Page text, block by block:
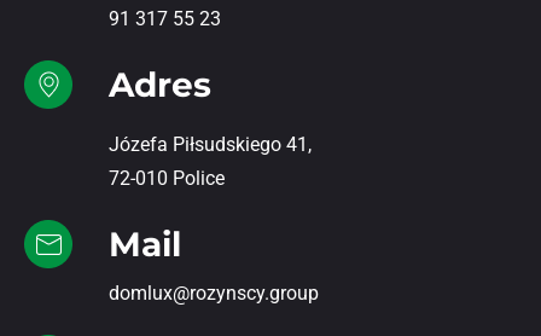
91 317 55 23
Adres
Józefa Piłsudskiego 41,
72-010 Police
Mail
domlux@rozynscy.group